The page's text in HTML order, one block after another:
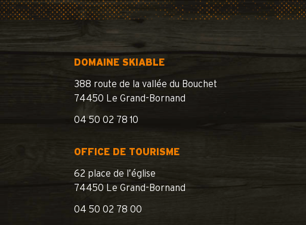
DOMAINE SKIABLE
388 route de la vallée du Bouchet
74450 Le Grand-Bornand
04 50 02 78 10
OFFICE DE TOURISME
62 place de l’église
74450 Le Grand-Bornand
04 50 02 78 00